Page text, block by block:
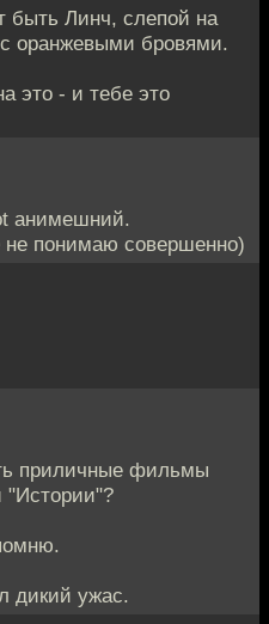
быть Линч, слепой на
с оранжевыми бровями.
это - и тебе это
анимешний.
понимаю совершенно)
приличные фильмы
"Истории"?
дикий ужас.